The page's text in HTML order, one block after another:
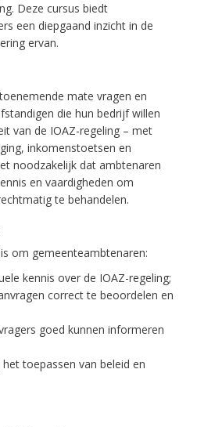
Deze cursus biedt
een diepgaand inzicht in de
ervan.
mate vragen en
die hun bedrijf willen
van de IOAZ-regeling – met
inkomenstoetsen en
noodzakelijk dat ambtenaren
en vaardigheden om
te behandelen.
om gemeenteambtenaren:
kennis over de IOAZ-regeling;
correct te beoordelen en
goed kunnen informeren
toepassen van beleid en